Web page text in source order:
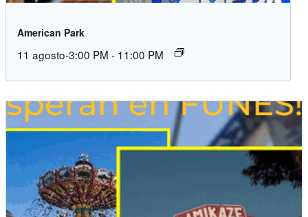
American Park
11 agosto-3:00 PM - 11:00 PM